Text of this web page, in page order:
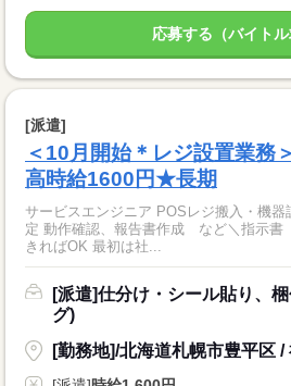
応募する（バイトル
[派遣]
＜10月開始＊レジ設置業務
高時給1600円★長期
サービスエンジニア POSレジ搬入・機
定 動作確認、報告書作成 など＼指示書
きればOK 最初は社...
[派遣]仕分け・シール貼り、
グ)
[勤務地]/北海道札幌市豊平区 /